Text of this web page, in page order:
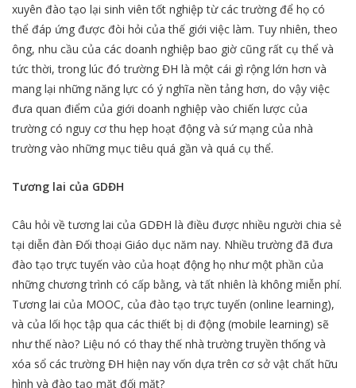
xuyên đào tạo lại sinh viên tốt nghiệp từ các trường để họ có
thể đáp ứng được đòi hỏi của thế giới việc làm. Tuy nhiên, theo
ông, nhu cầu của các doanh nghiệp bao giờ cũng rất cụ thể và
tức thời, trong lúc đó trường ĐH là một cái gì rộng lớn hơn và
mang lại những năng lực có ý nghĩa nền tảng hơn, do vậy việc
đưa quan điểm của giới doanh nghiệp vào chiến lược của
trường có nguy cơ thu hẹp hoạt động và sứ mạng của nhà
trường vào những mục tiêu quá gần và quá cụ thể.
Tương lai của GDĐH
Câu hỏi về tương lai của GDĐH là điều được nhiều người chia sẻ
tại diễn đàn Đối thoại Giáo dục năm nay. Nhiều trường đã đưa
đào tạo trực tuyến vào của hoạt động họ như một phần của
những chương trình có cấp bằng, và tất nhiên là không miễn phí.
Tương lai của MOOC, của đào tạo trực tuyến (online learning),
và của lối học tập qua các thiết bị di động (mobile learning) sẽ
như thế nào? Liệu nó có thay thế nhà trường truyền thống và
xóa sổ các trường ĐH hiện nay vốn dựa trên cơ sở vật chất hữu
hình và đào tạo mặt đối mặt?